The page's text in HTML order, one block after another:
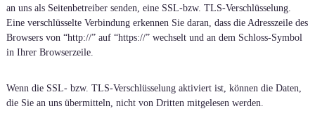
an uns als Seitenbetreiber senden, eine SSL-bzw. TLS-Verschlüsselung.
Eine verschlüsselte Verbindung erkennen Sie daran, dass die Adresszeile des
Browsers von “http://” auf “https://” wechselt und an dem Schloss-Symbol
in Ihrer Browserzeile.
Wenn die SSL- bzw. TLS-Verschlüsselung aktiviert ist, können die Daten,
die Sie an uns übermitteln, nicht von Dritten mitgelesen werden.